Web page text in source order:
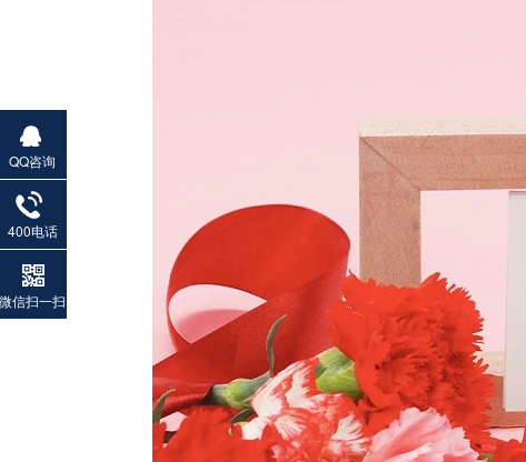
QQ咨询
400电话
微信扫一扫